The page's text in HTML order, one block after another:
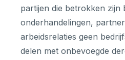
partijen die betrokken zijn
onderhandelingen,
arbeidsrelaties geen
delen met onbevoegde